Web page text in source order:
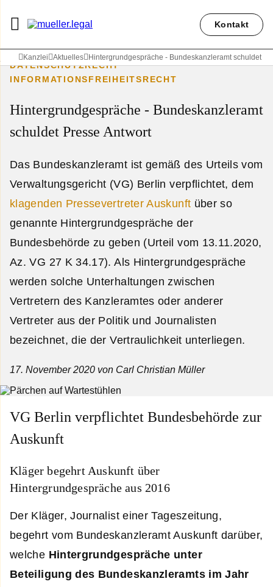
Kontakt
Kanzlei Aktuelles Hintergrundgespräche - Bundeskanzleramt schuldet
DATENSCHUTZRECHT
INFORMATIONSFREIHEITSRECHT
Hintergrundgespräche - Bundeskanzleramt
schuldet Presse Antwort
Das Bundeskanzleramt ist gemäß des Urteils vom
Verwaltungsgericht (VG) Berlin verpflichtet, dem
klagenden Pressevertreter Auskunft über so
genannte Hintergrundgespräche der
Bundesbehörde zu geben (Urteil vom 13.11.2020,
Az. VG 27 K 34.17). Als Hintergrundgespräche
werden solche Unterhaltungen zwischen
Vertretern des Kanzleramtes oder anderer
Vertreter aus der Politik und Journalisten
bezeichnet, die der Vertraulichkeit unterliegen.
17. November 2020 von Carl Christian Müller
VG Berlin verpflichtet Bundesbehörde zur
Auskunft
Kläger begehrt Auskunft über
Hintergrundgespräche aus 2016
Der Kläger, Journalist einer Tageszeitung,
begehrt vom Bundeskanzleramt Auskunft darüber,
welche Hintergrundgespräche unter
Beteiligung des Bundeskanzleramts im Jahr